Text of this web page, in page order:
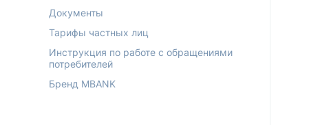
Документы
Тарифы частных лиц
Инструкция по работе с обращениями
потребителей
Бренд MBANK